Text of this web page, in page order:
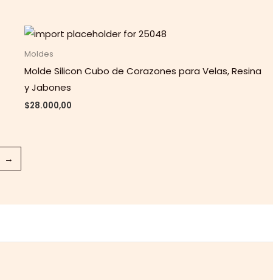
Moldes
Molde Silicon Cubo de Corazones para Velas, Resina
y Jabones
$28.000,00
→